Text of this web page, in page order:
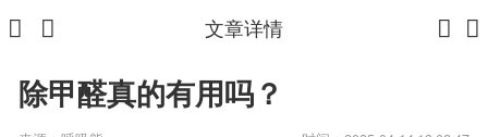
文章详情
除甲醛真的有用吗？